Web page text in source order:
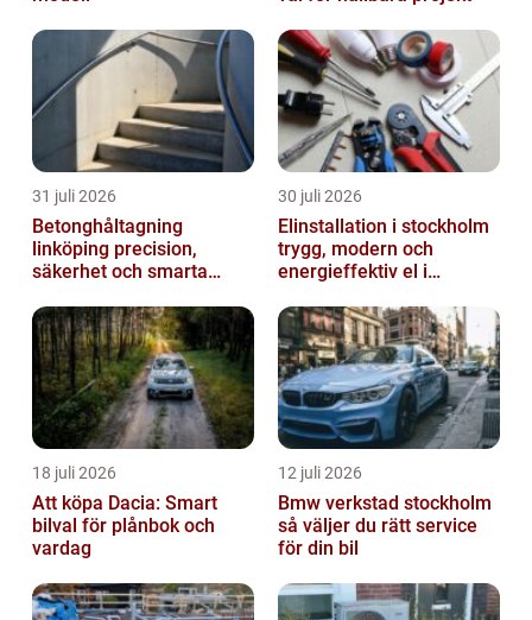
31 juli 2026
Betonghåltagning
linköping precision,
säkerhet och smarta
30 juli 2026
Elinstallation i stockholm
trygg, modern och
energieffektiv el i
18 juli 2026
Att köpa Dacia: Smart
bilval för plånbok och
vardag
12 juli 2026
Bmw verkstad stockholm
så väljer du rätt service
för din bil